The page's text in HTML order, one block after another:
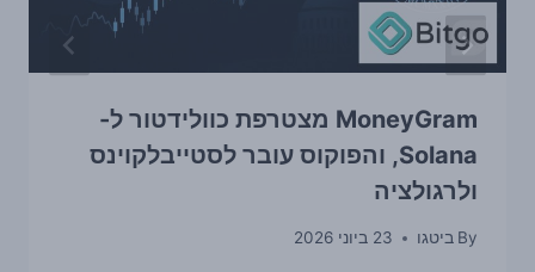
MoneyGram מצטרפת כוולידטור ל-
Solana, והפוקוס עובר לסטייבלקוינס
ולרגולציה
By ביטגו 23 ביוני 2026